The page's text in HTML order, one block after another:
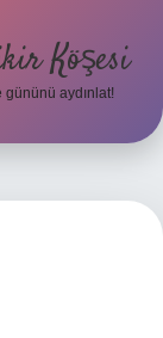
Köşesi
aydınlat!